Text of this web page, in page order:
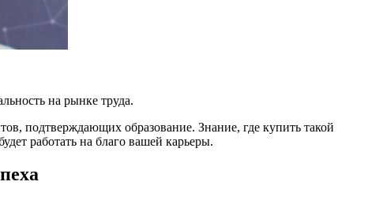
на рынке труда.
подтверждающих образование. Знание, где купить такой
работать на благо вашей карьеры.